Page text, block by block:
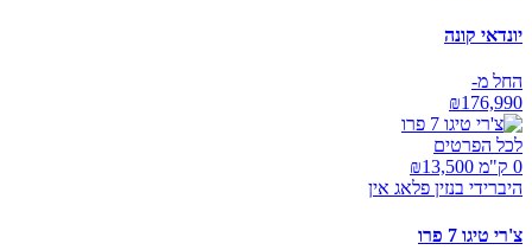
יונדאי קונה
החל מ-
₪176,990
לכל הפרטים
0 ק"מ ₪
13,500
היברידי בנזין פלאג אין
צ'רי טיגו 7 פרו